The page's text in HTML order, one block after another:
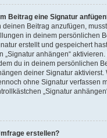
Beitrag eine Signatur
deinen Beitrag anzufügen,
in deinem persönlichen
erstellt und gespeichert
„Signatur anhängen“
du in deinem persönlichen
deiner Signatur aktivierst.
ohne Signatur verfassen
„Signatur
erstellen?